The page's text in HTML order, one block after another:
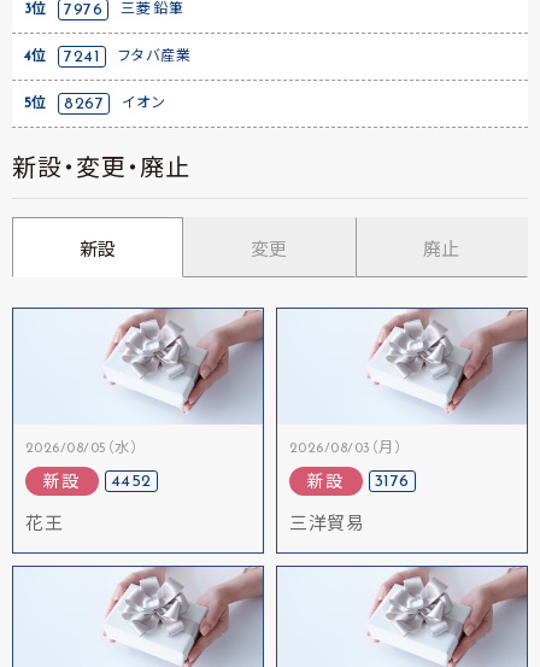
3位 7976 三菱鉛筆
4位 7241 フタバ産業
5位 8267 イオン
新設・変更・廃止
新設 変更 廃止
2026/08/05（水）
新設 4452
花王
2026/08/03（月）
新設 3176
三洋貿易